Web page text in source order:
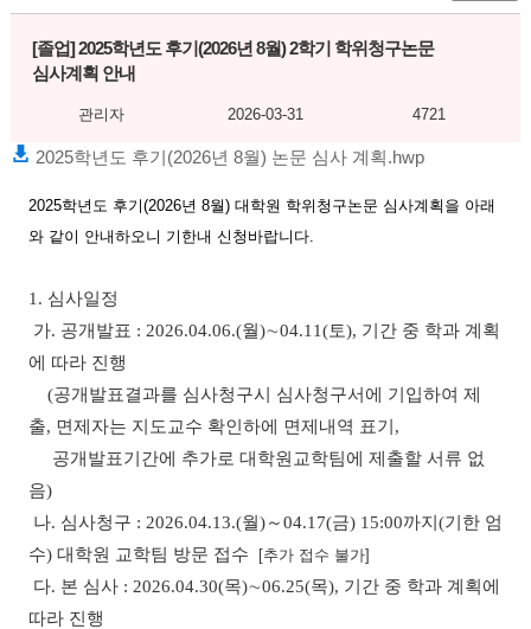
[졸업]2025학년도 후기(2026년 8월) 2학기 학위청구논문
심사계획 안내
관리자 2026-03-31 4721
2025학년도 후기(2026년 8월) 논문 심사 계획.hwp
2025학년도 후기(2026년 8월) 대학원 학위청구논문 심사계획을 아래
와 같이 안내하오니 기한내 신청바랍니다.
1. 심사일정
가. 공개발표 : 2026.04.06.(월)∼04.11(토), 기간 중 학과 계획
에 따라 진행
(공개발표결과를 심사청구시 심사청구서에 기입하여 제
출, 면제자는 지도교수 확인하에 면제내역 표기 ,
공개발표기간에 추가로 대학원교학팀에 제출할 서류 없
음)
나. 심사청구 : 2026.04.13.(월)～04.17(금) 15:00까지 (기한 엄
수) 대학원 교학팀 방문 접수 [추가 접수 불가]
다. 본 심사 : 2026.04.30(목)∼06.25(목), 기간 중 학과 계획에
따라 진행